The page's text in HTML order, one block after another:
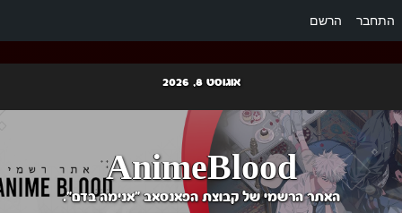
התחבר הרשם
content
אוגוסט 8, 2026
AnimeBlood
האתר הרשמי של קבוצת הפאנסאב "אנימה בדם".